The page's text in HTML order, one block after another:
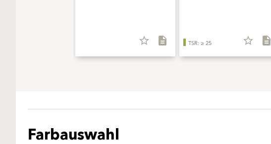
star_border description TSR: ≥ 25 star_border description
Farbauswahl